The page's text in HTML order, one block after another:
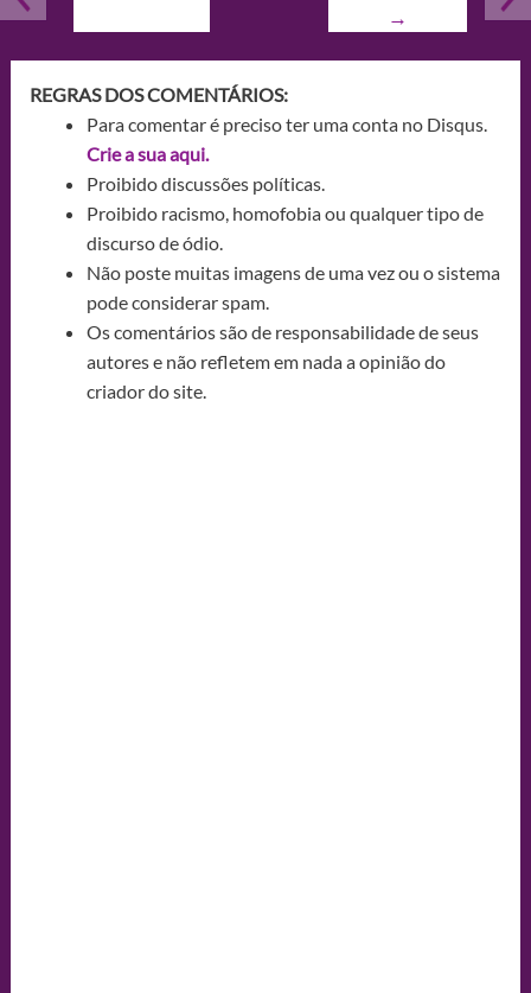
→
REGRAS DOS COMENTÁRIOS:
Para comentar é preciso ter uma conta no Disqus.
Crie a sua aqui.
Proibido discussões políticas.
Proibido racismo, homofobia ou qualquer tipo de
discurso de ódio.
Não poste muitas imagens de uma vez ou o sistema
pode considerar spam.
Os comentários são de responsabilidade de seus
autores e não refletem em nada a opinião do
criador do site.